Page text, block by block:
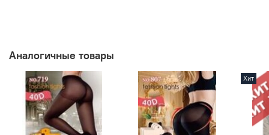
Аналогичные товары
Хит